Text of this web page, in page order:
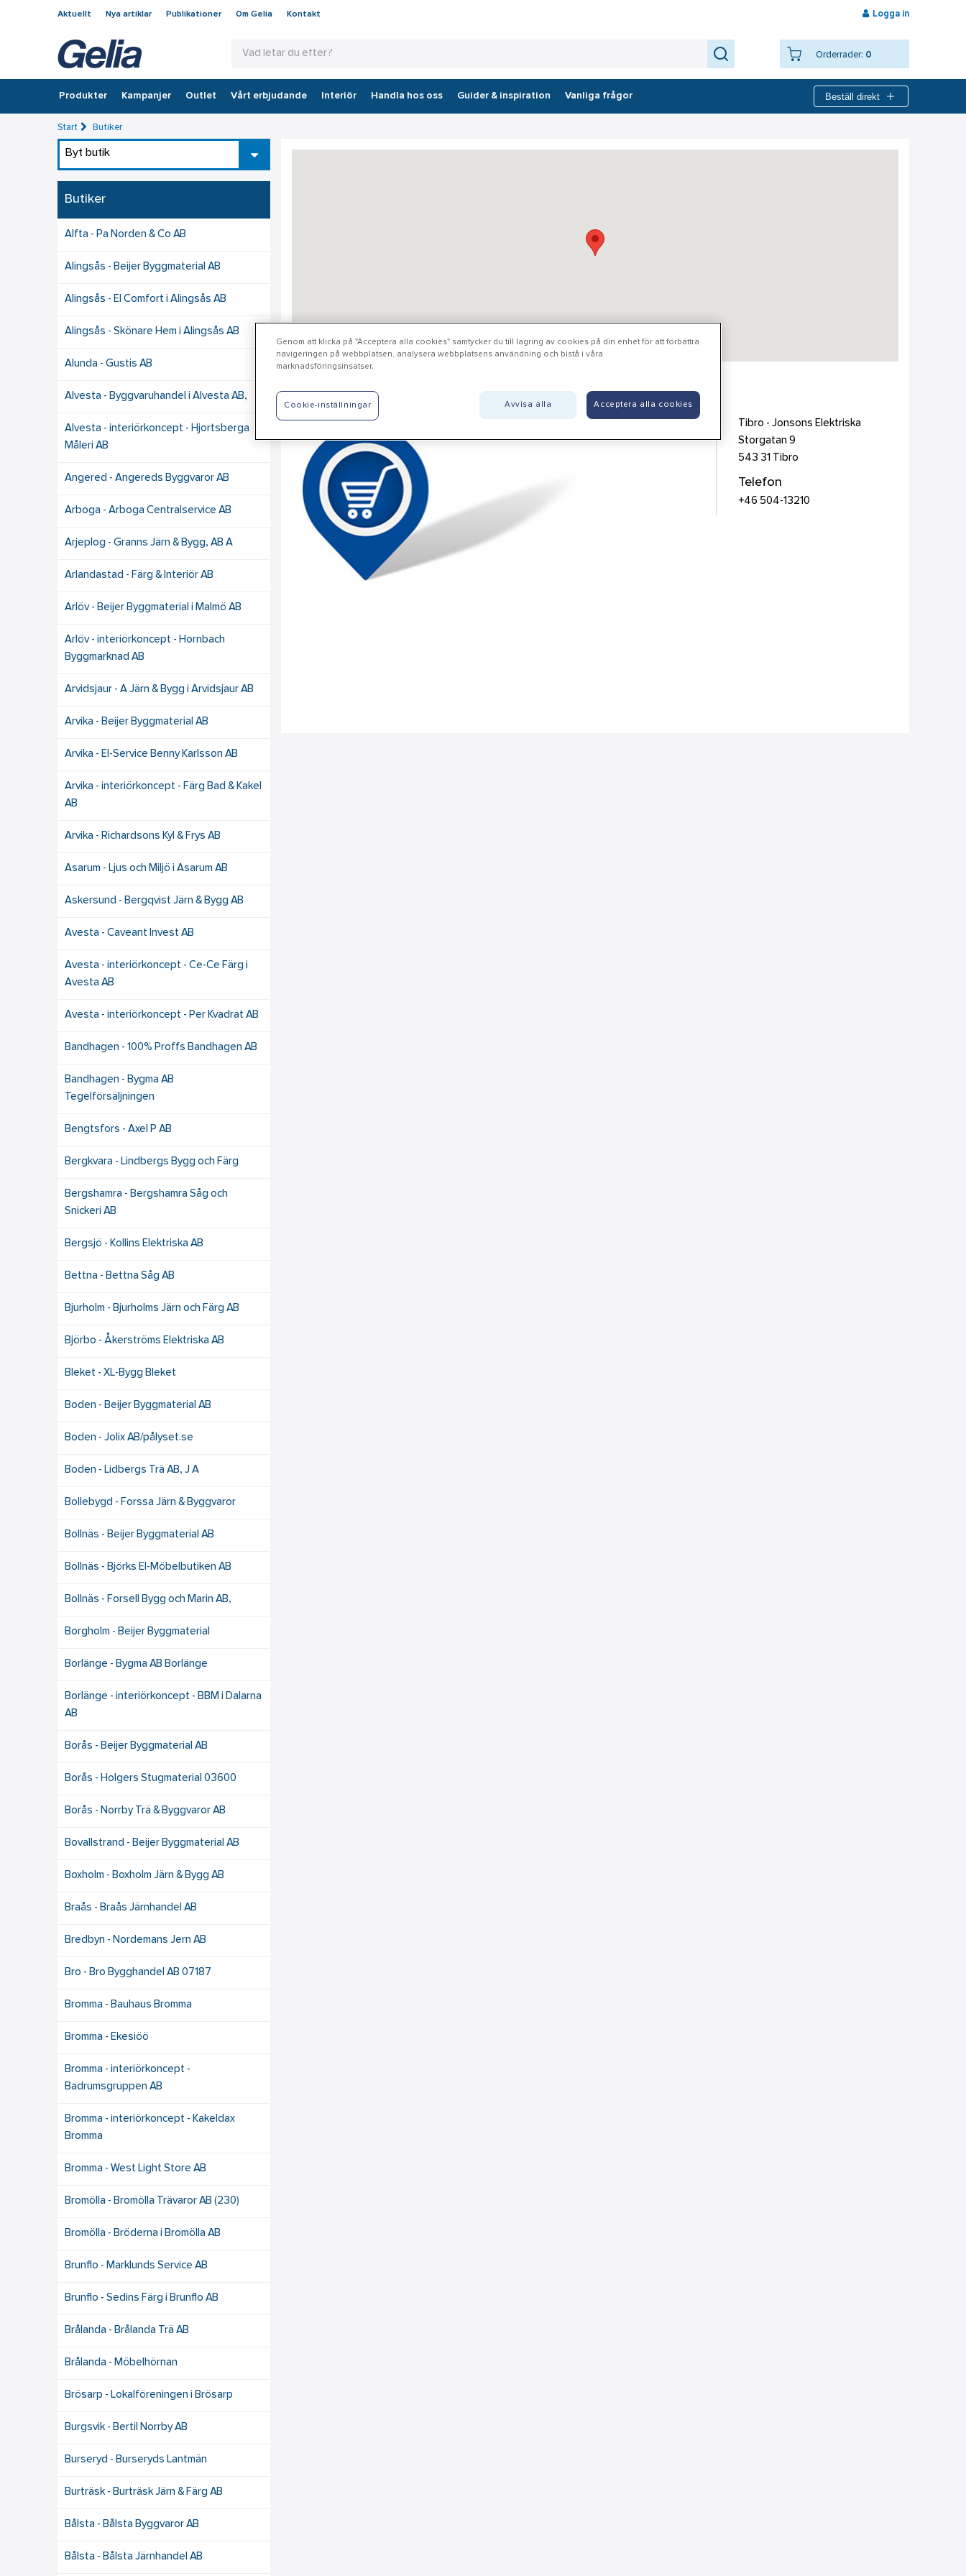
Aktuellt Nya artiklar Publikationer Om Gelia Kontakt Logga in
Orderrader: 0
Produkter Kampanjer Outlet Vårt erbjudande Interiör Handla hos oss Guider & inspiration Vanliga frågor Beställ direkt
Start Butiker
Byt butik
Butiker
Alfta - Pa Norden & Co AB
Alingsås - Beijer Byggmaterial AB
Alingsås - El Comfort i Alingsås AB
Alingsås - Skönare Hem i Alingsås AB
Alunda - Gustis AB
Alvesta - Byggvaruhandel i Alvesta AB,
Alvesta - interiörkoncept - Hjortsberga
Måleri AB
Angered - Angereds Byggvaror AB
Arboga - Arboga Centralservice AB
Arjeplog - Granns Järn & Bygg, AB A
Arlandastad - Färg & Interiör AB
Arlöv - Beijer Byggmaterial i Malmö AB
Arlöv - interiörkoncept - Hornbach
Byggmarknad AB
Arvidsjaur - A Järn & Bygg i Arvidsjaur AB
Arvika - Beijer Byggmaterial AB
Arvika - El-Service Benny Karlsson AB
Arvika - interiörkoncept - Färg Bad & Kakel
AB
Arvika - Richardsons Kyl & Frys AB
Asarum - Ljus och Miljö i Asarum AB
Askersund - Bergqvist Järn & Bygg AB
Avesta - Caveant Invest AB
Avesta - interiörkoncept - Ce-Ce Färg i
Avesta AB
Avesta - interiörkoncept - Per Kvadrat AB
Bandhagen - 100% Proffs Bandhagen AB
Bandhagen - Bygma AB
Tegelförsäljningen
Bengtsfors - Axel P AB
Bergkvara - Lindbergs Bygg och Färg
Bergshamra - Bergshamra Såg och
Snickeri AB
Bergsjö - Kollins Elektriska AB
Bettna - Bettna Såg AB
Bjurholm - Bjurholms Järn och Färg AB
Björbo - Åkerströms Elektriska AB
Bleket - XL-Bygg Bleket
Boden - Beijer Byggmaterial AB
Boden - Jolix AB/pålyset.se
Boden - Lidbergs Trä AB, J A
Bollebygd - Forssa Järn & Byggvaror
Bollnäs - Beijer Byggmaterial AB
Bollnäs - Björks El-Möbelbutiken AB
Bollnäs - Forsell Bygg och Marin AB,
Borgholm - Beijer Byggmaterial
Borlänge - Bygma AB Borlänge
Borlänge - interiörkoncept - BBM i Dalarna
AB
Borås - Beijer Byggmaterial AB
Borås - Holgers Stugmaterial 03600
Borås - Norrby Trä & Byggvaror AB
Bovallstrand - Beijer Byggmaterial AB
Boxholm - Boxholm Järn & Bygg AB
Braås - Braås Järnhandel AB
Bredbyn - Nordemans Jern AB
Bro - Bro Bygghandel AB 07187
Bromma - Bauhaus Bromma
Bromma - Ekesiöö
Bromma - interiörkoncept -
Badrumsgruppen AB
Bromma - interiörkoncept - Kakeldax
Bromma
Bromma - West Light Store AB
Bromölla - Bromölla Trävaror AB (230)
Bromölla - Bröderna i Bromölla AB
Brunflo - Marklunds Service AB
Brunflo - Sedins Färg i Brunflo AB
Brålanda - Brålanda Trä AB
Brålanda - Möbelhörnan
Brösarp - Lokalföreningen i Brösarp
Burgsvik - Bertil Norrby AB
Burseryd - Burseryds Lantmän
Burträsk - Burträsk Järn & Färg AB
Bålsta - Bålsta Byggvaror AB
Bålsta - Bålsta Järnhandel AB
Tibro - Jonsons Elektriska
Tibro - Jonsons Elektriska
Storgatan 9
543 31
Tibro
Telefon
+46 504-13210
Genom att klicka på "Acceptera alla cookies" samtycker du till lagring av cookies på din enhet för att förbättra
navigeringen på webbplatsen, analysera webbplatsens användning och bistå i våra
marknadsföringsinsatser.
Avvisa alla Acceptera alla cookies
Cookie-inställningar